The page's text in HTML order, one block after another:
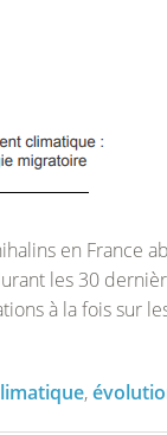
en France
les 30
à la fois sur
,